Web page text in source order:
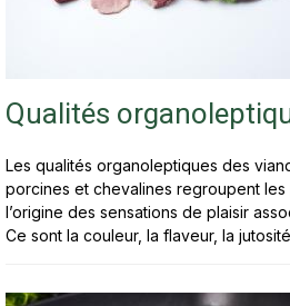
Qualités
Les qualités organoleptiques des
porcines et chevalines regroupent
l’origine des sensations de plaisir
Ce sont la couleur, la flaveur, la